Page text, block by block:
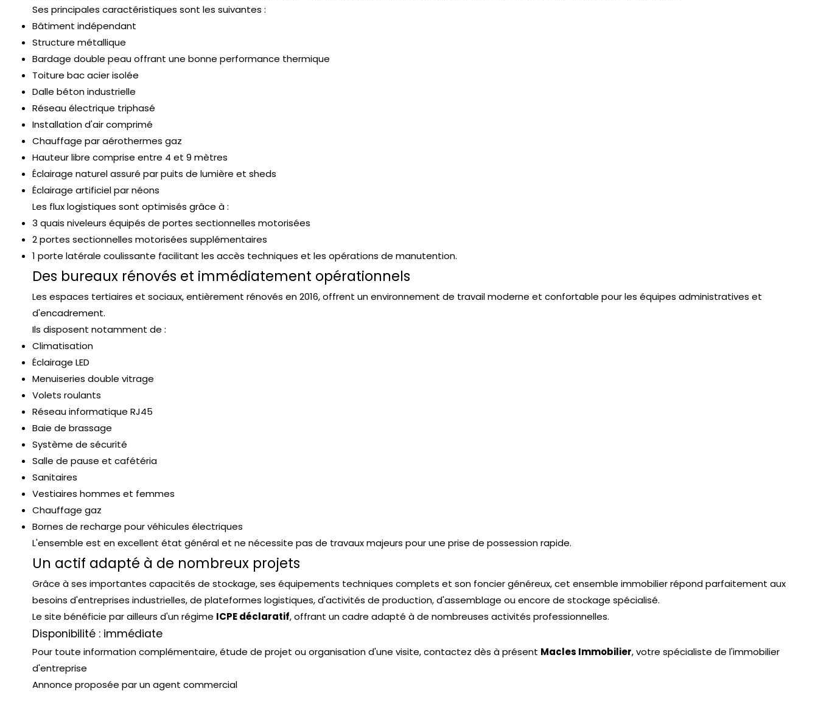
Ses principales caractéristiques sont les suivantes :
Bâtiment indépendant
Structure métallique
Bardage double peau offrant une bonne performance thermique
Toiture bac acier isolée
Dalle béton industrielle
Réseau électrique triphasé
Installation d'air comprimé
Chauffage par aérothermes gaz
Hauteur libre comprise entre 4 et 9 mètres
Éclairage naturel assuré par puits de lumière et sheds
Éclairage artificiel par néons
Les flux logistiques sont optimisés grâce à :
3 quais niveleurs équipés de portes sectionnelles motorisées
2 portes sectionnelles motorisées supplémentaires
1 porte latérale coulissante facilitant les accès techniques et les opérations de manutention.
Des bureaux rénovés et immédiatement opérationnels
Les espaces tertiaires et sociaux, entièrement rénovés en 2016, offrent un environnement de travail moderne et confortable pour les équipes administratives et
d'encadrement.
Ils disposent notamment de :
Climatisation
Éclairage LED
Menuiseries double vitrage
Volets roulants
Réseau informatique RJ45
Baie de brassage
Système de sécurité
Salle de pause et cafétéria
Sanitaires
Vestiaires hommes et femmes
Chauffage gaz
Bornes de recharge pour véhicules électriques
L'ensemble est en excellent état général et ne nécessite pas de travaux majeurs pour une prise de possession rapide.
Un actif adapté à de nombreux projets
Grâce à ses importantes capacités de stockage, ses équipements techniques complets et son foncier généreux, cet ensemble immobilier répond parfaitement aux
besoins d'entreprises industrielles, de plateformes logistiques, d'activités de production, d'assemblage ou encore de stockage spécialisé.
Le site bénéficie par ailleurs d'un régime ICPE déclaratif, offrant un cadre adapté à de nombreuses activités professionnelles.
Disponibilité : immédiate
Pour toute information complémentaire, étude de projet ou organisation d'une visite, contactez dès à présent Macles Immobilier, votre spécialiste de l'immobilier
d'entreprise
Annonce proposée par un agent commercial